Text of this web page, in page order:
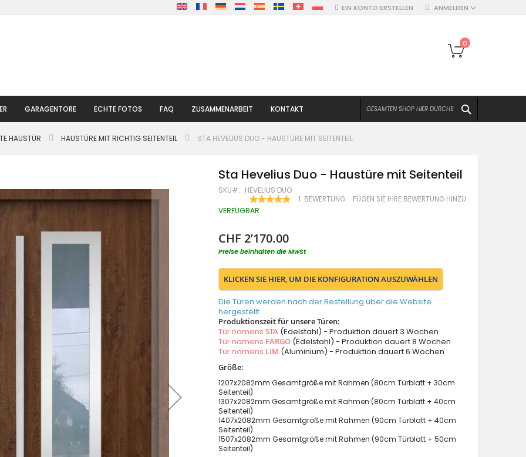
ANMELDEN
EIN KONTO ERSTELLEN
Mein
0
GARAGENTORE ECHTE FOTOS FAQ ZUSAMMENARBEIT KONTAKT
HAUSTÜR HAUSTÜRE MIT RICHTIG SEITENTEIL STA HEVELIUS DUO - HAUSTÜRE MIT SEITENTEIL
Sta Hevelius Duo - Haustüre mit Seitenteil
SKU HEVELIUS DUO
BEWERTUNG:
100
% OF 100
1 BEWERTUNG FÜGEN SIE IHRE BEWERTUNG HINZU
VERFÜGBAR
CHF 2’170.00
Preise beinhalten die MwSt
KLICKEN SIE HIER, UM DIE KONFIGURATION AUSZUWÄHLEN
Die Türen werden nach der Bestellung über die Website
hergestellt
Produktionszeit für unsere Türen:
Tür namensSTA (Edelstahl) - Produktion dauert 3 Wochen
Tür namens FARGO (Edelstahl) - Produktion dauert 8 Wochen
Tür namens LIM (Aluminium) - Produktion dauert 6 Wochen
Größe:
1207x2082mm Gesamtgröße mit Rahmen (80cm Türblatt + 30cm
Seitenteil)
1307x2082mm Gesamtgröße mit Rahmen (80cm Türblatt + 40cm
Seitenteil)
1407x2082mm Gesamtgröße mit Rahmen (90cm Türblatt + 40cm
Seitenteil)
1507x2082mm Gesamtgröße mit Rahmen (90cm Türblatt + 50cm
Seitenteil)